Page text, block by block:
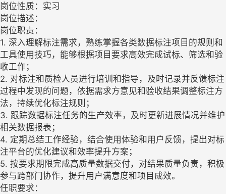
岗位性质：实习
岗位描述：
岗位职责：
1. 深入理解标注需求，熟练掌握各类数据标注项目的规则和
工具使用技巧，能够根据项目要求高效完成试标、筛选和验
收工作；
2. 对标注和质检人员进行培训和指导，及时记录并反馈标注
过程中发现的问题，依据需求方意见和验收结果调整标注方
法，持续优化标注规则；
3. 跟踪数据标注任务的生产效率，及时更新进展情况并维护
相关数据报表；
4. 定期总结工作经验，结合使用体验和用户反馈，提出对标
注平台的优化建议和效率提升方案；
5. 按要求期限完成高质量数据交付，对结果质量负责，积极
参与跨部门协作，提升用户满意度和项目成效。
任职要求：